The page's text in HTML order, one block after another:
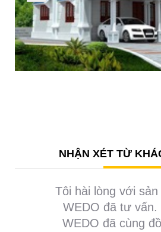
NHẬN XÉT TỪ
Tôi hài lòng với
WEDO đã tư vấn.
WEDO đã cùng